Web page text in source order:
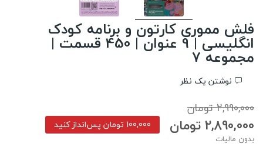
فلش مموری کارتون و برنامه کودک
انگلیسی | 9 عنوان | 450 قسمت |
مجموعه 7
نوشتن یک نظر
2,990,000 تومان
2,890,000 تومان 100,000 تومان پس‌انداز کنید
بدون مالیات